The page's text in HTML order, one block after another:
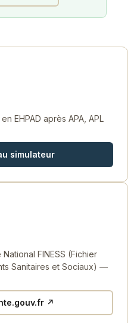
EHPAD après APA, APL
simulateur
FINESS (Fichier
Sanitaires et Sociaux) —
↗